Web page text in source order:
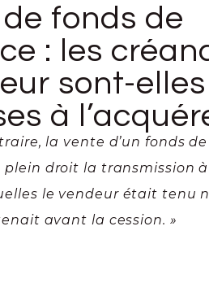
fonds de
: les
sont-elles
à
la vente d’un fonds
plein droit la transmission
le vendeur était tenu
avant la cession. »